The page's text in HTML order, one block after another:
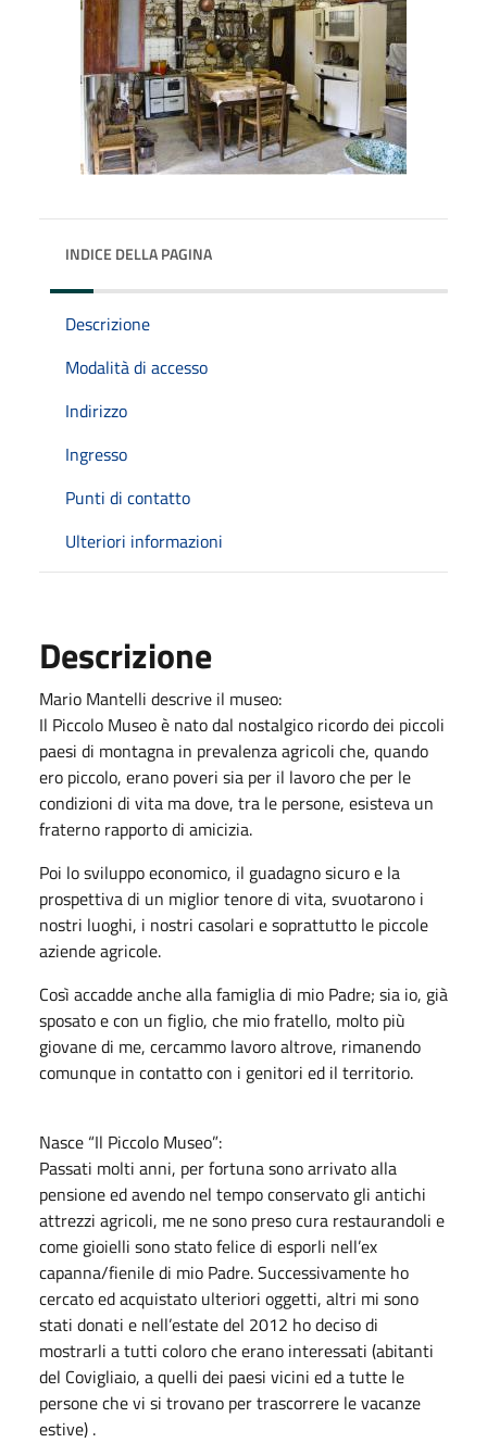
INDICE DELLA PAGINA
Descrizione
Modalità di accesso
Indirizzo
Ingresso
Punti di contatto
Ulteriori informazioni
Descrizione
Mario Mantelli descrive il museo:
Il Piccolo Museo è nato dal nostalgico ricordo dei piccoli
paesi di montagna in prevalenza agricoli che, quando
ero piccolo, erano poveri sia per il lavoro che per le
condizioni di vita ma dove, tra le persone, esisteva un
fraterno rapporto di amicizia.
Poi lo sviluppo economico, il guadagno sicuro e la
prospettiva di un miglior tenore di vita, svuotarono i
nostri luoghi, i nostri casolari e soprattutto le piccole
aziende agricole.
Così accadde anche alla famiglia di mio Padre; sia io, già
sposato e con un figlio, che mio fratello, molto più
giovane di me, cercammo lavoro altrove, rimanendo
comunque in contatto con i genitori ed il territorio.
Nasce “Il Piccolo Museo”:
Passati molti anni, per fortuna sono arrivato alla
pensione ed avendo nel tempo conservato gli antichi
attrezzi agricoli, me ne sono preso cura restaurandoli e
come gioielli sono stato felice di esporli nell’ex
capanna/fienile di mio Padre. Successivamente ho
cercato ed acquistato ulteriori oggetti, altri mi sono
stati donati e nell’estate del 2012 ho deciso di
mostrarli a tutti coloro che erano interessati (abitanti
del Covigliaio, a quelli dei paesi vicini ed a tutte le
persone che vi si trovano per trascorrere le vacanze
estive) .